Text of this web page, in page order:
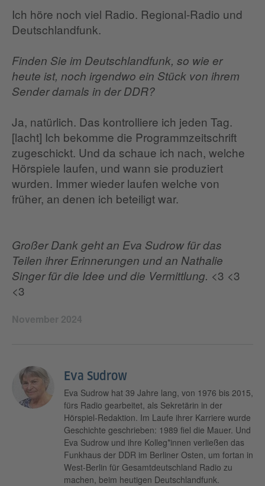
Ich höre noch viel Radio. Regional-Radio und
Deutschlandfunk.
Finden Sie im Deutschlandfunk, so wie er
heute ist, noch irgendwo ein Stück von ihrem
Sender damals in der DDR?
Ja, natürlich. Das kontrolliere ich jeden Tag.
[lacht] Ich bekomme die Programmzeitschrift
zugeschickt. Und da schaue ich nach, welche
Hörspiele laufen, und wann sie produziert
wurden. Immer wieder laufen welche von
früher, an denen ich beteiligt war.
Großer Dank geht an Eva Sudrow für das
Teilen ihrer Erinnerungen und an Nathalie
Singer für die Idee und die Vermittlung. <3 <3
<3
November 2024
Eva Sudrow
Eva Sudrow hat 39 Jahre lang, von 1976 bis 2015,
fürs Radio gearbeitet, als Sekretärin in der
Hörspiel-Redaktion. Im Laufe ihrer Karriere wurde
Geschichte geschrieben: 1989 fiel die Mauer. Und
Eva Sudrow und ihre Kolleg*innen verließen das
Funkhaus der DDR im Berliner Osten, um fortan in
West-Berlin für Gesamtdeutschland Radio zu
machen, beim heutigen Deutschlandfunk.